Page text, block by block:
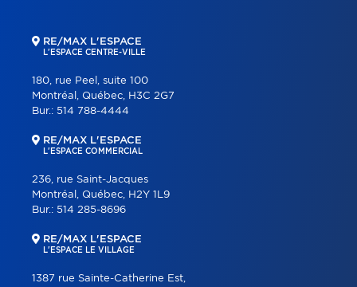
RE/MAX L'ESPACE
L'ESPACE CENTRE-VILLE
180, rue Peel, suite 100
Montréal, Québec, H3C 2G7
Bur.: 514 788-4444
RE/MAX L'ESPACE
L'ESPACE COMMERCIAL
236, rue Saint-Jacques
Montréal, Québec, H2Y 1L9
Bur.: 514 285-8696
RE/MAX L'ESPACE
L'ESPACE LE VILLAGE
1387 rue Sainte-Catherine Est,